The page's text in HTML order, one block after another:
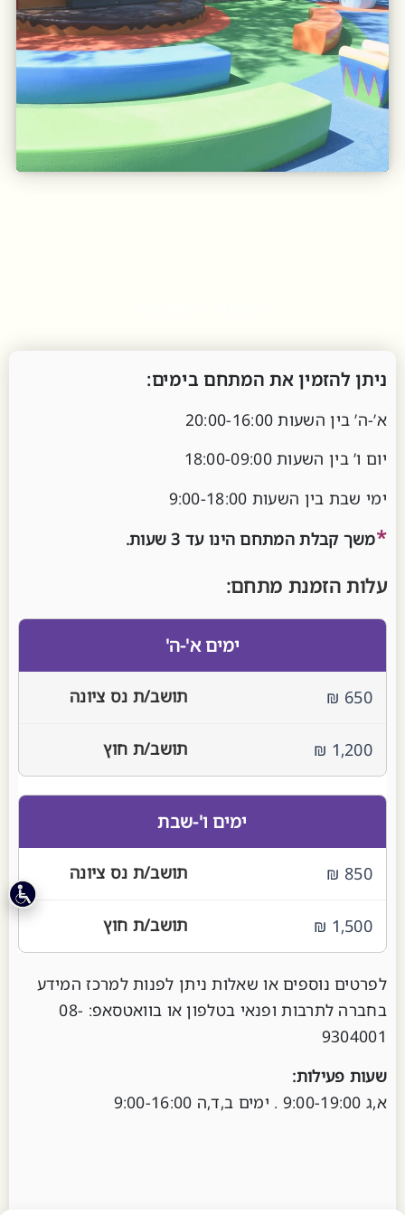
ניתן להזמין את המתחם בימים:
א’-ה’ בין השעות 20:00-16:00
יום ו’ בין השעות 18:00-09:00
ימי שבת בין השעות 9:00-18:00
*משך קבלת המתחם הינו עד 3 שעות.
עלות הזמנת מתחם:
מחירון גינת יומולדת
ימים א'-ה'
650 ₪
1,200 ₪
ימים ו'-שבת
850 ₪
1,500 ₪
לפרטים נוספים או שאלות ניתן לפנות למרכז המידע
בחברה לתרבות ופנאי בטלפון או בוואטסאפ: 08-
9304001
שעות פעילות:
א,ג 9:00-19:00 . ימים ב,ד,ה 9:00-16:00